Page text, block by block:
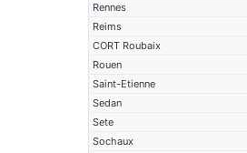
Rennes
Reims
CORT Roubaix
Rouen
Saint-Etienne
Sedan
Sete
Sochaux